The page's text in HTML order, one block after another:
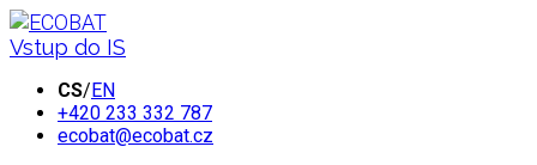
Vstup do IS
CS/EN
+420 233 332 787
ecobat@ecobat.cz